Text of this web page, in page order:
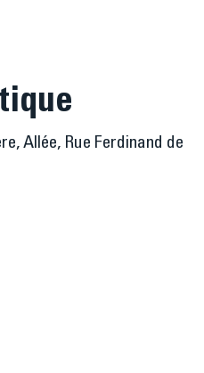
Allée, Rue Ferdinand de